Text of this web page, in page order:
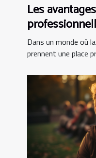
Les
sportif :
débouchés
Dans un monde où
prennent une place